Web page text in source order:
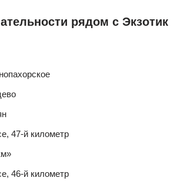
рядом с Экзотик
47-й километр
46-й километр